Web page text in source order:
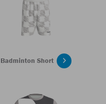
Badminton Short